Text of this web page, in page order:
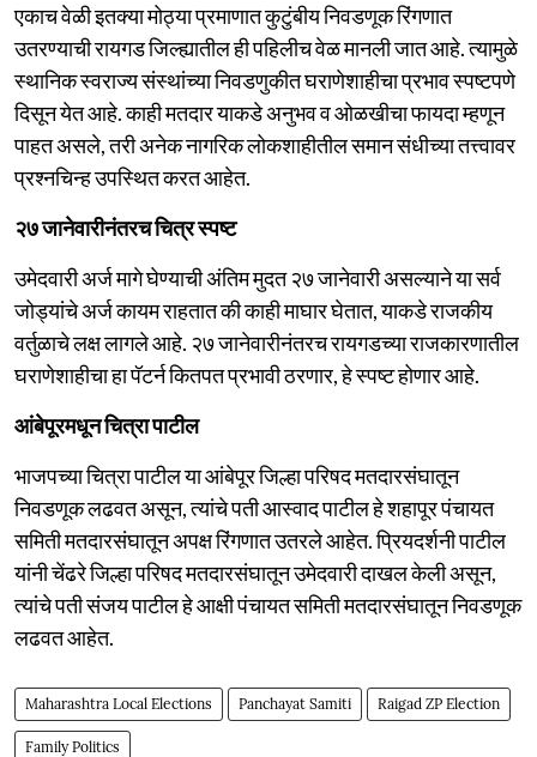
एकाच वेळी इतक्या मोठ्या प्रमाणात कुटुंबीय निवडणूक रिंगणात
उतरण्याची रायगड जिल्ह्यातील ही पहिलीच वेळ मानली जात आहे. त्यामुळे
स्थानिक स्वराज्य संस्थांच्या निवडणुकीत घराणेशाहीचा प्रभाव स्पष्टपणे
दिसून येत आहे. काही मतदार याकडे अनुभव व ओळखीचा फायदा म्हणून
पाहत असले, तरी अनेक नागरिक लोकशाहीतील समान संधीच्या तत्त्वावर
प्रश्नचिन्ह उपस्थित करत आहेत.
२७ जानेवारीनंतरच चित्र स्पष्ट
उमेदवारी अर्ज मागे घेण्याची अंतिम मुदत २७ जानेवारी असल्याने या सर्व
जोड्यांचे अर्ज कायम राहतात की काही माघार घेतात, याकडे राजकीय
वर्तुळाचे लक्ष लागले आहे. २७ जानेवारीनंतरच रायगडच्या राजकारणातील
घराणेशाहीचा हा पॅटर्न कितपत प्रभावी ठरणार, हे स्पष्ट होणार आहे.
आंबेपूरमधून चित्रा पाटील
भाजपच्या चित्रा पाटील या आंबेपूर जिल्हा परिषद मतदारसंघातून
निवडणूक लढवत असून, त्यांचे पती आस्वाद पाटील हे शहापूर पंचायत
समिती मतदारसंघातून अपक्ष रिंगणात उतरले आहेत. प्रियदर्शनी पाटील
यांनी चेंढरे जिल्हा परिषद मतदारसंघातून उमेदवारी दाखल केली असून,
त्यांचे पती संजय पाटील हे आक्षी पंचायत समिती मतदारसंघातून निवडणूक
लढवत आहेत.
Maharashtra Local Elections Panchayat Samiti Raigad ZP Election
Family Politics